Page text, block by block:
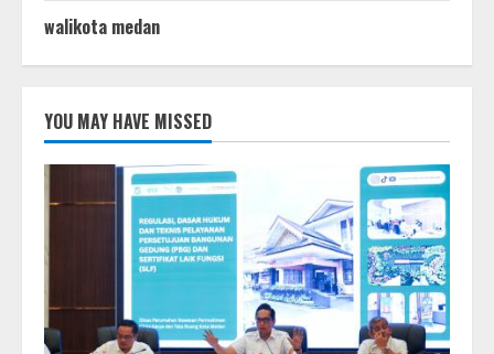
walikota medan
YOU MAY HAVE MISSED